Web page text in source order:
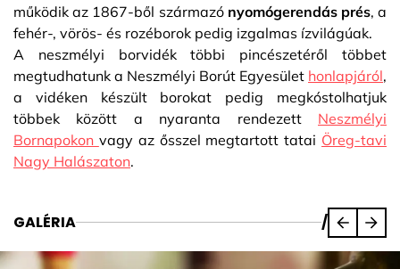
működik az 1867-ből származó nyomógerendás prés, a
fehér-, vörös- és rozéborok pedig izgalmas ízvilágúak.
A neszmélyi borvidék többi pincészetéről többet
megtudhatunk a Neszmélyi Borút Egyesület honlapjáról,
a vidéken készült borokat pedig megkóstolhatjuk
többek között a nyaranta rendezett Neszmélyi
Bornapokon vagy az ősszel megtartott tatai Öreg-tavi
Nagy Halászaton.
GALÉRIA /